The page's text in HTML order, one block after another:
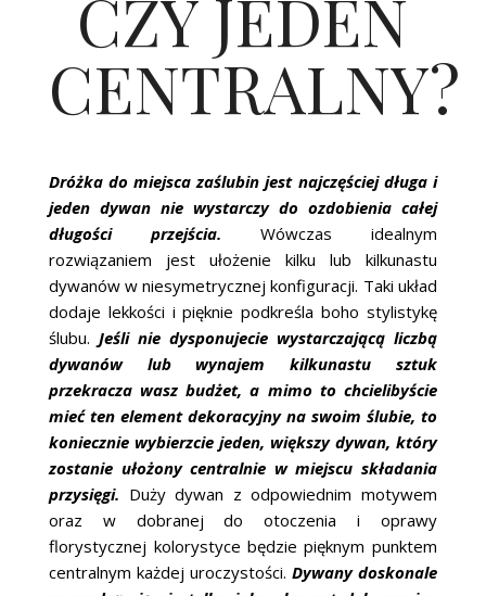
CZY JEDEN
CENTRALNY?
Dróżka do miejsca zaślubin jest najczęściej długa i
jeden dywan nie wystarczy do ozdobienia całej
długości przejścia.
Wówczas idealnym
rozwiązaniem jest ułożenie kilku lub kilkunastu
dywanów w niesymetrycznej konfiguracji. Taki układ
dodaje lekkości i pięknie podkreśla boho stylistykę
ślubu.Jeśli nie dysponujecie wystarczającą liczbą
dywanów lub wynajem kilkunastu sztuk
przekracza wasz budżet, a mimo to chcielibyście
mieć ten element dekoracyjny na swoim ślubie, to
koniecznie wybierzcie jeden, większy dywan, który
zostanie ułożony centralnie w miejscu składania
przysięgi. Duży dywan z odpowiednim motywem
oraz w dobranej do otoczenia i oprawy
florystycznej kolorystyce będzie pięknym punktem
centralnym każdej uroczystości. Dywany doskonale